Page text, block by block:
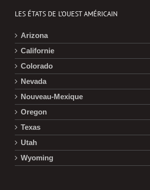
LES ÉTATS DE L’OUEST AMÉRICAIN
Arizona
Californie
Colorado
Nevada
Nouveau-Mexique
Oregon
Texas
Utah
Wyoming